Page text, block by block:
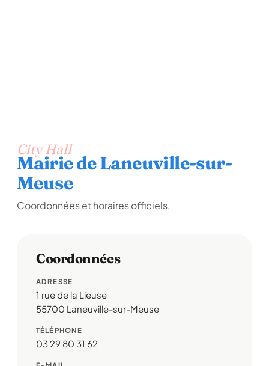
City Hall
Mairie de Laneuville-sur-
Meuse
Coordonnées et horaires officiels.
Coordonnées
ADRESSE
1 rue de la Lieuse
55700 Laneuville-sur-Meuse
TÉLÉPHONE
03 29 80 31 62